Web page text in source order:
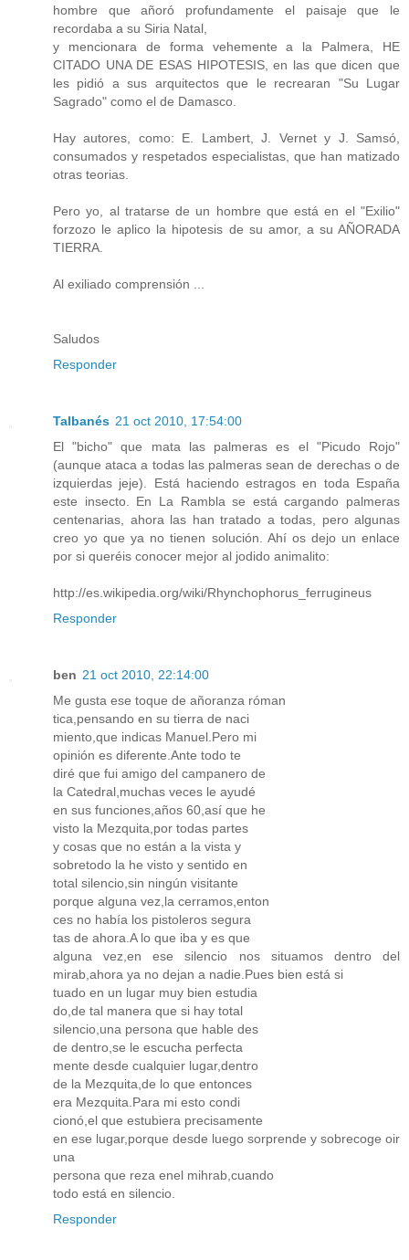
hombre que añoró profundamente el paisaje que le
recordaba a su Siria Natal,
y mencionara de forma vehemente a la Palmera, HE
CITADO UNA DE ESAS HIPOTESIS, en las que dicen que
les pidió a sus arquitectos que le recrearan "Su Lugar
Sagrado" como el de Damasco.
Hay autores, como: E. Lambert, J. Vernet y J. Samsó,
consumados y respetados especialistas, que han matizado
otras teorias.
Pero yo, al tratarse de un hombre que está en el "Exilio"
forzozo le aplico la hipotesis de su amor, a su AÑORADA
TIERRA.
Al exiliado comprensión ...
Saludos
Responder
Talbanés 21 oct 2010, 17:54:00
El "bicho" que mata las palmeras es el "Picudo Rojo"
(aunque ataca a todas las palmeras sean de derechas o de
izquierdas jeje). Está haciendo estragos en toda España
este insecto. En La Rambla se está cargando palmeras
centenarias, ahora las han tratado a todas, pero algunas
creo yo que ya no tienen solución. Ahí os dejo un enlace
por si queréis conocer mejor al jodido animalito:
http://es.wikipedia.org/wiki/Rhynchophorus_ferrugineus
Responder
ben 21 oct 2010, 22:14:00
Me gusta ese toque de añoranza róman
tica,pensando en su tierra de naci
miento,que indicas Manuel.Pero mi
opinión es diferente.Ante todo te
diré que fui amigo del campanero de
la Catedral,muchas veces le ayudé
en sus funciones,años 60,así que he
visto la Mezquita,por todas partes
y cosas que no están a la vista y
sobretodo la he visto y sentido en
total silencio,sin ningún visitante
porque alguna vez,la cerramos,enton
ces no había los pistoleros segura
tas de ahora.A lo que iba y es que
alguna vez,en ese silencio nos situamos dentro del
mirab,ahora ya no dejan a nadie.Pues bien está si
tuado en un lugar muy bien estudia
do,de tal manera que si hay total
silencio,una persona que hable des
de dentro,se le escucha perfecta
mente desde cualquier lugar,dentro
de la Mezquita,de lo que entonces
era Mezquita.Para mi esto condi
cionó,el que estubiera precisamente
en ese lugar,porque desde luego sorprende y sobrecoge oir
una
persona que reza enel mihrab,cuando
todo está en silencio.
Responder